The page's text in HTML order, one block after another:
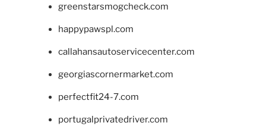
greenstarsmogcheck.com
happypawspl.com
callahansautoservicecenter.com
georgiascornermarket.com
perfectfit24-7.com
portugalprivatedriver.com